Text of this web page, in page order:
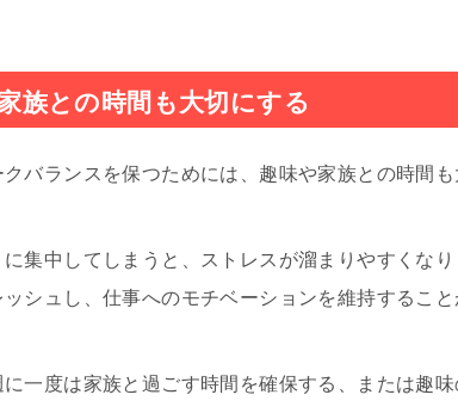
族との時間も大切にする
バランスを保つためには、趣味や家族との時間
集中してしまうと、ストレスが溜まりやすくな
シュし、仕事へのモチベーションを維持すること
一度は家族と過ごす時間を確保する、または趣